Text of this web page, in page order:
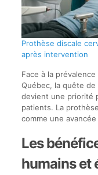
Prothèse discale
après intervention
Face à la
Québec, la quête
devient une priorité
patients. La
comme une
Les
humains et